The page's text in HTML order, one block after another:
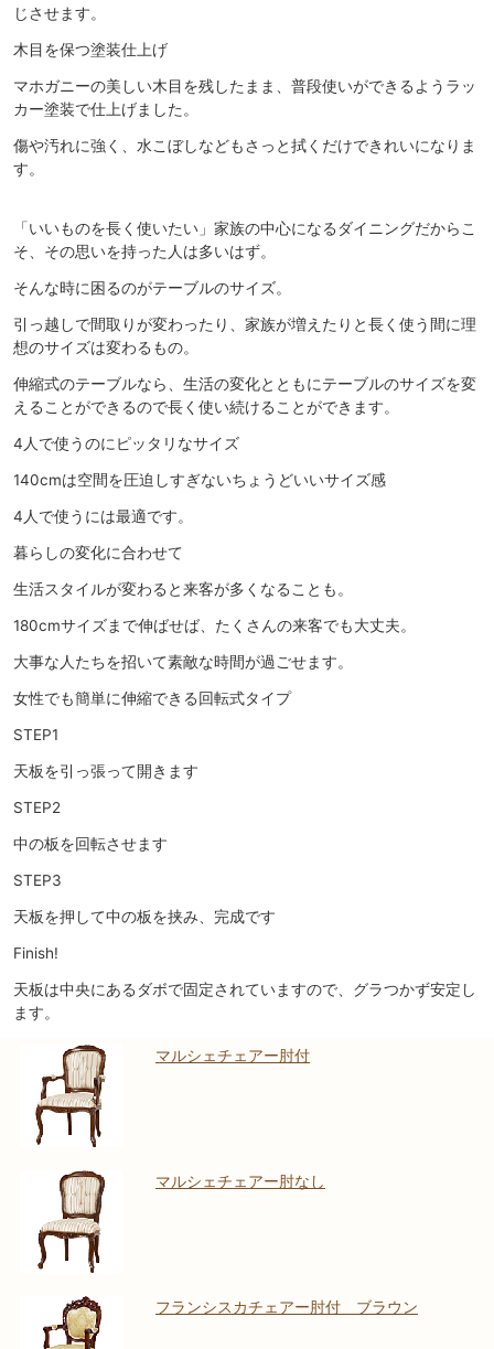
じさせます。
木目を保つ塗装仕上げ
マホガニーの美しい木目を残したまま、普段使いができるようラッ
カー塗装で仕上げました。
傷や汚れに強く、水こぼしなどもさっと拭くだけできれいになりま
す。
「いいものを長く使いたい」家族の中心になるダイニングだからこ
そ、その思いを持った人は多いはず。
そんな時に困るのがテーブルのサイズ。
引っ越しで間取りが変わったり、家族が増えたりと長く使う間に理
想のサイズは変わるもの。
伸縮式のテーブルなら、生活の変化とともにテーブルのサイズを変
えることができるので長く使い続けることができます。
4人で使うのにピッタリなサイズ
140cmは空間を圧迫しすぎないちょうどいいサイズ感
4人で使うには最適です。
暮らしの変化に合わせて
生活スタイルが変わると来客が多くなることも。
180cmサイズまで伸ばせば、たくさんの来客でも大丈夫。
大事な人たちを招いて素敵な時間が過ごせます。
女性でも簡単に伸縮できる回転式タイプ
STEP1
天板を引っ張って開きます
STEP2
中の板を回転させます
STEP3
天板を押して中の板を挟み、完成です
Finish!
天板は中央にあるダボで固定されていますので、グラつかず安定し
ます。
マルシェチェアー肘付
マルシェチェアー肘なし
フランシスカチェアー肘付 ブラウン